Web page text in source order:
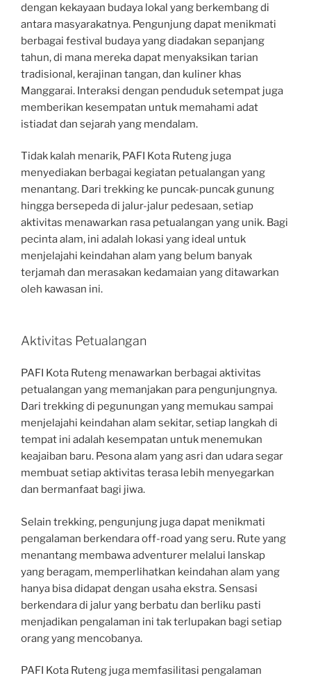
dengan kekayaan budaya lokal yang berkembang di
antara masyarakatnya. Pengunjung dapat menikmati
berbagai festival budaya yang diadakan sepanjang
tahun, di mana mereka dapat menyaksikan tarian
tradisional, kerajinan tangan, dan kuliner khas
Manggarai. Interaksi dengan penduduk setempat juga
memberikan kesempatan untuk memahami adat
istiadat dan sejarah yang mendalam.
Tidak kalah menarik, PAFI Kota Ruteng juga
menyediakan berbagai kegiatan petualangan yang
menantang. Dari trekking ke puncak-puncak gunung
hingga bersepeda di jalur-jalur pedesaan, setiap
aktivitas menawarkan rasa petualangan yang unik. Bagi
pecinta alam, ini adalah lokasi yang ideal untuk
menjelajahi keindahan alam yang belum banyak
terjamah dan merasakan kedamaian yang ditawarkan
oleh kawasan ini.
Aktivitas Petualangan
PAFI Kota Ruteng menawarkan berbagai aktivitas
petualangan yang memanjakan para pengunjungnya.
Dari trekking di pegunungan yang memukau sampai
menjelajahi keindahan alam sekitar, setiap langkah di
tempat ini adalah kesempatan untuk menemukan
keajaiban baru. Pesona alam yang asri dan udara segar
membuat setiap aktivitas terasa lebih menyegarkan
dan bermanfaat bagi jiwa.
Selain trekking, pengunjung juga dapat menikmati
pengalaman berkendara off-road yang seru. Rute yang
menantang membawa adventurer melalui lanskap
yang beragam, memperlihatkan keindahan alam yang
hanya bisa didapat dengan usaha ekstra. Sensasi
berkendara di jalur yang berbatu dan berliku pasti
menjadikan pengalaman ini tak terlupakan bagi setiap
orang yang mencobanya.
PAFI Kota Ruteng juga memfasilitasi pengalaman